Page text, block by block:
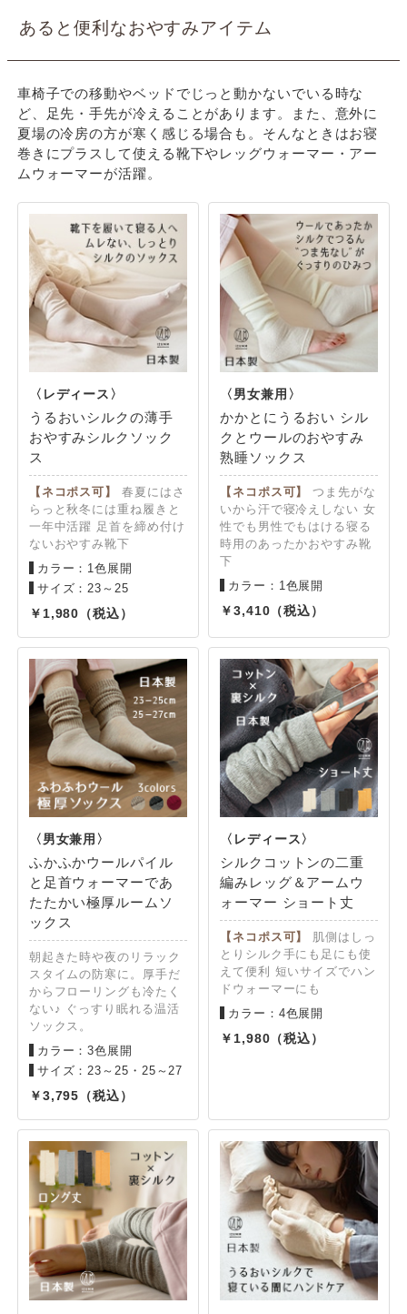
あると便利なおやすみアイテム
車椅子での移動やベッドでじっと動かないでいる時な
ど、足先・手先が冷えることがあります。また、意外に
夏場の冷房の方が寒く感じる場合も。そんなときはお寝
巻きにプラスして使える靴下やレッグウォーマー・アー
ムウォーマーが活躍。
うるおいシルクの薄手
おやすみシルクソック
ス
【ネコポス可】 春夏にはさ
らっと秋冬には重ね履きと
一年中活躍 足首を締め付け
ないおやすみ靴下
カラー：1色展開
サイズ：23～25
1,980
かかとにうるおい シル
クとウールのおやすみ
熟睡ソックス
【ネコポス可】 つま先がな
いから汗で寝冷えしない 女
性でも男性でもはける寝る
時用のあったかおやすみ靴
下
カラー：1色展開
3,410
ふかふかウールパイル
と足首ウォーマーであ
たたかい極厚ルームソ
ックス
朝起きた時や夜のリラック
スタイムの防寒に。厚手だ
からフローリングも冷たく
ない♪ ぐっすり眠れる温活
ソックス。
カラー：3色展開
サイズ：23～25・25～27
3,795
シルクコットンの二重
編みレッグ＆アームウ
ォーマー ショート丈
【ネコポス可】 肌側はしっ
とりシルク手にも足にも使
えて便利 短いサイズでハン
ドウォーマーにも
カラー：4色展開
1,980